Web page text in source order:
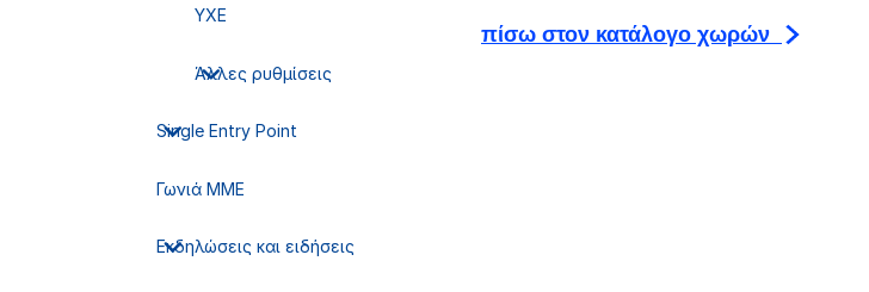
ΥΧΕ
Άλλες ρυθμίσεις
Single Entry Point
Γωνιά ΜΜΕ
Εκδηλώσεις και ειδήσεις
πίσω στον κατάλογο χωρών